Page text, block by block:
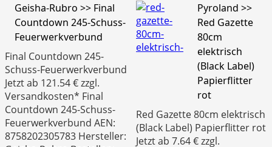
Geisha-Rubro >> Final
Countdown 245-Schuss-
Feuerwerkverbund
Final Countdown 245-
Schuss-Feuerwerkverbund
Jetzt ab 121.54 € zzgl.
Versandkosten* Final
Countdown 245-Schuss-
Feuerwerkverbund AEN:
8758202305783 Hersteller:
Pyroland >>
Red Gazette
80cm
elektrisch
(Black Label)
Papierflitter
rot
Red Gazette 80cm elektrisch
(Black Label) Papierflitter rot
Jetzt ab 7.64 € zzgl.